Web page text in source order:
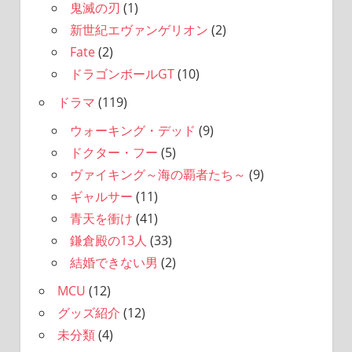
鬼滅の刃 (1)
新世紀エヴァンゲリオン (2)
Fate(2)
ドラゴンボールGT(10)
ドラマ (119)
ウォーキング・デッド (9)
ドクター・フー (5)
ヴァイキング～海の覇者たち～ (9)
ギャルサー (11)
青天を衝け (41)
鎌倉殿の13人 (33)
結婚できない男 (2)
MCU (12)
グッズ紹介 (12)
未分類(4)